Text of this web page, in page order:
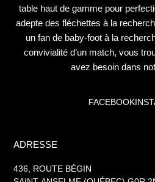
table haut de gamme pour
adepte des fléchettes à la
un fan de baby-foot à la
convivialité d’un match, vous
avez besoin dans
FACEBOOK
ADRESSE
436, ROUTE BÉGIN